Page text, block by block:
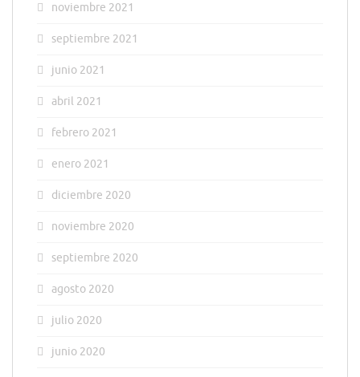
noviembre 2021
septiembre 2021
junio 2021
abril 2021
febrero 2021
enero 2021
diciembre 2020
noviembre 2020
septiembre 2020
agosto 2020
julio 2020
junio 2020